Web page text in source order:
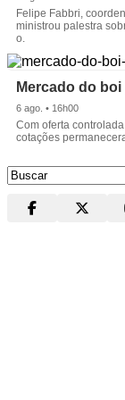
Felipe Fabbri,
ministrou palestra
o.
Mercado do
6 ago. • 16h00
Com oferta
cotações